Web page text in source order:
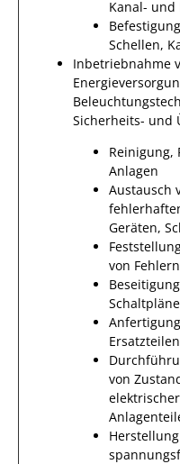
Kanal-
Schellen,
Inbetriebnahme
Sicherheits- und
Reinigung,
Anlagen
Austausch
Geräten,
von
Ersatzteilen
von